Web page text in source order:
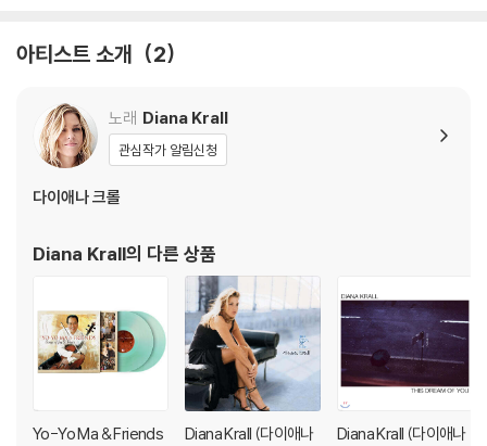
※ 디스크 외관 불량
렁거리거나 휘어지는 경우가 있습니다.
재생이 불안정한 경우 스태빌라이저를 사용하시면 좀 더 안정적인 재생이
가능합니다.
2) 재생 음역의 왜곡을 최소화 하고 반복 재생시에도 최대한 일관되게 유
지되도록 디스크 센터 홀 구경이 작게 제작되는 경우가 있습니다. 턴테이
하시면 해결됩니다.
3) 디스크에 미세한 잔 흠집이 남아있거나 인쇄 면이 깨끗하지 않은 경우
가 있으며, 이는 상품의 불량이 아닙니다. 단, 재생에 이상이 있는 경우에는
불량으로 인한 반품/교환이 가능합니다
아티스트 소개 2
노래 Diana Krall
관심작가 알림신청
다이애나 크롤
Diana Krall의 다른 상품
Yo-Yo Ma & Friends
Diana Krall (다이애나
Diana Krall (다이애나